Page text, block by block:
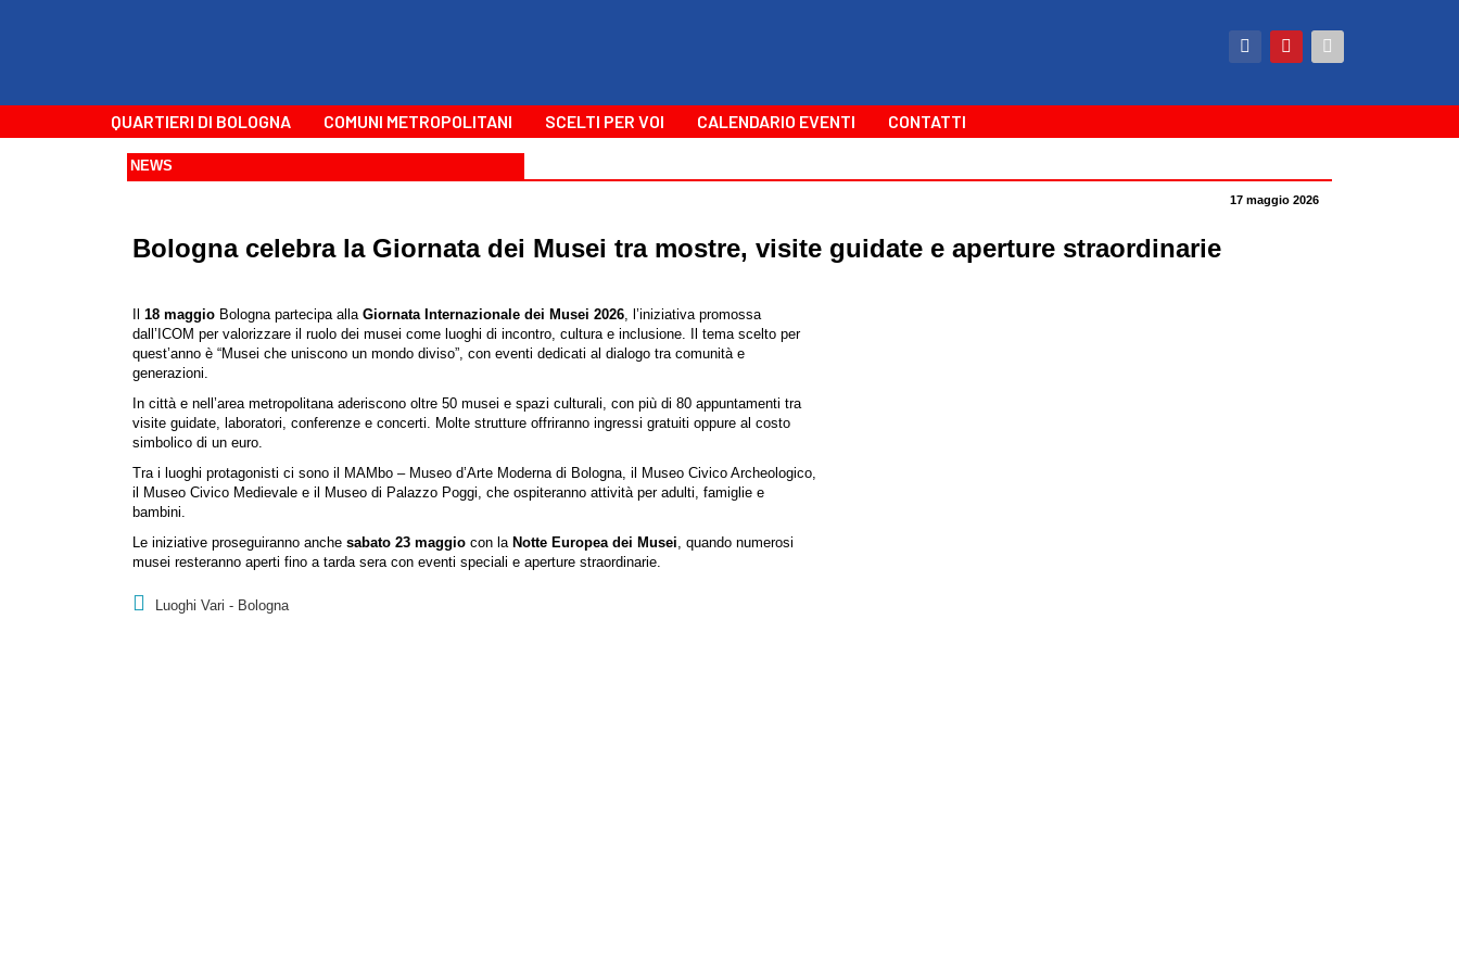
QUARTIERI DI BOLOGNA COMUNI METROPOLITANI SCELTI PER VOI CALENDARIO EVENTI CONTATTI
NEWS
17 maggio 2026
Bologna celebra la Giornata dei Musei tra mostre, visite guidate e aperture straordinarie
18 maggio Bologna partecipa alla Giornata Internazionale dei Musei 2026, l’iniziativa promossa
dall’ICOM per valorizzare il ruolo dei musei come luoghi di incontro, cultura e inclusione. Il tema scelto per
quest’anno è “Musei che uniscono un mondo diviso”, con eventi dedicati al dialogo tra comunità e
generazioni.
In città e nell’area metropolitana aderiscono oltre 50 musei e spazi culturali, con più di 80 appuntamenti tra
visite guidate, laboratori, conferenze e concerti. Molte strutture offriranno ingressi gratuiti oppure al costo
simbolico di un euro.
Tra i luoghi protagonisti ci sono il MAMbo – Museo d’Arte Moderna di Bologna, il Museo Civico Archeologico,
il Museo Civico Medievale e il Museo di Palazzo Poggi, che ospiteranno attività per adulti, famiglie e
bambini.
Le iniziative proseguiranno anche sabato 23 maggio con la Notte Europea dei Musei, quando numerosi
musei resteranno aperti fino a tarda sera con eventi speciali e aperture straordinarie.
Luoghi Vari - Bologna